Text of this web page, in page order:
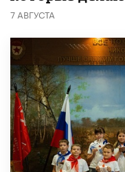
7 АВГУСТА